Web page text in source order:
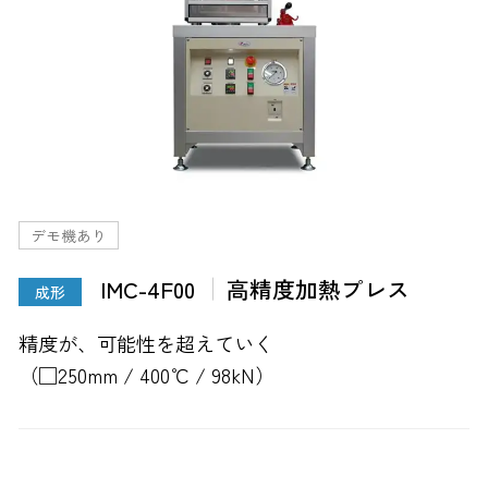
デモ機あり
成形 IMC-4F00 高精度加熱プレス
精度が、可能性を超えていく
（□250mm / 400℃ / 98kN）